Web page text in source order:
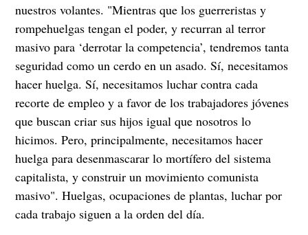
nuestros volantes. "Mientras que los guerreristas y
rompehuelgas tengan el poder, y recurran al terror
masivo para ‘derrotar la competencia’, tendremos tanta
seguridad como un cerdo en un asado. Sí, necesitamos
hacer huelga. Sí, necesitamos luchar contra cada
recorte de empleo y a favor de los trabajadores jóvenes
que buscan criar sus hijos igual que nosotros lo
hicimos. Pero, principalmente, necesitamos hacer
huelga para desenmascarar lo mortífero del sistema
capitalista, y construir un movimiento comunista
masivo". Huelgas, ocupaciones de plantas, luchar por
cada trabajo siguen a la orden del día.